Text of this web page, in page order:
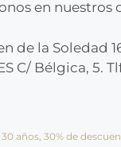
en nuestros
de la Soledad
C/ Bélgica, 5.
años, 30% de